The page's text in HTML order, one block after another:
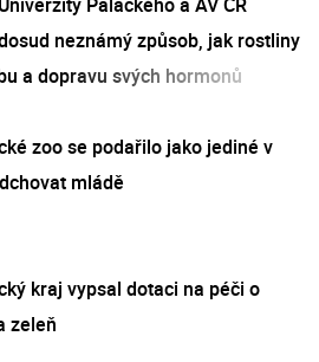
neznámý způsob, jak rostliny
a dopravu svých hormonů
zoo se podařilo jako jediné v
mládě
kraj vypsal dotaci na péči o
zeleň